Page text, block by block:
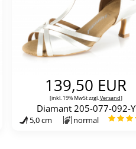
139,50 EUR
[inkl. 19% MwSt zzgl. Versand]
Diamant 205-077-092-Y
5,0 cm normal